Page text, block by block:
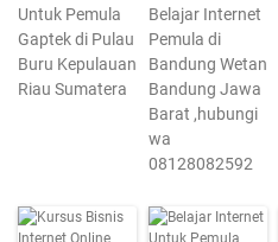
Untuk Pemula
Gaptek di Pulau
Buru Kepulauan
Riau Sumatera
Belajar Internet
Pemula di
Bandung Wetan
Bandung Jawa
Barat ,hubungi
wa
08128082592